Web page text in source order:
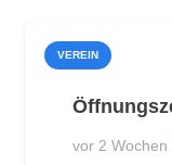
VEREIN
vor 2 Wochen